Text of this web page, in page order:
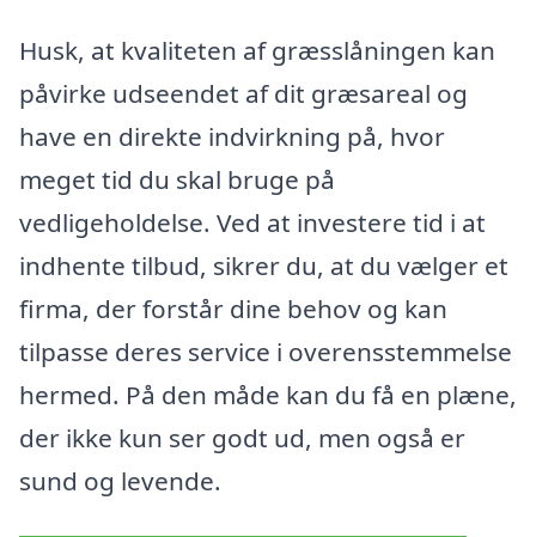
Husk, at kvaliteten af græsslåningen kan
påvirke udseendet af dit græsareal og
have en direkte indvirkning på, hvor
meget tid du skal bruge på
vedligeholdelse. Ved at investere tid i at
indhente tilbud, sikrer du, at du vælger et
firma, der forstår dine behov og kan
tilpasse deres service i overensstemmelse
hermed. På den måde kan du få en plæne,
der ikke kun ser godt ud, men også er
sund og levende.